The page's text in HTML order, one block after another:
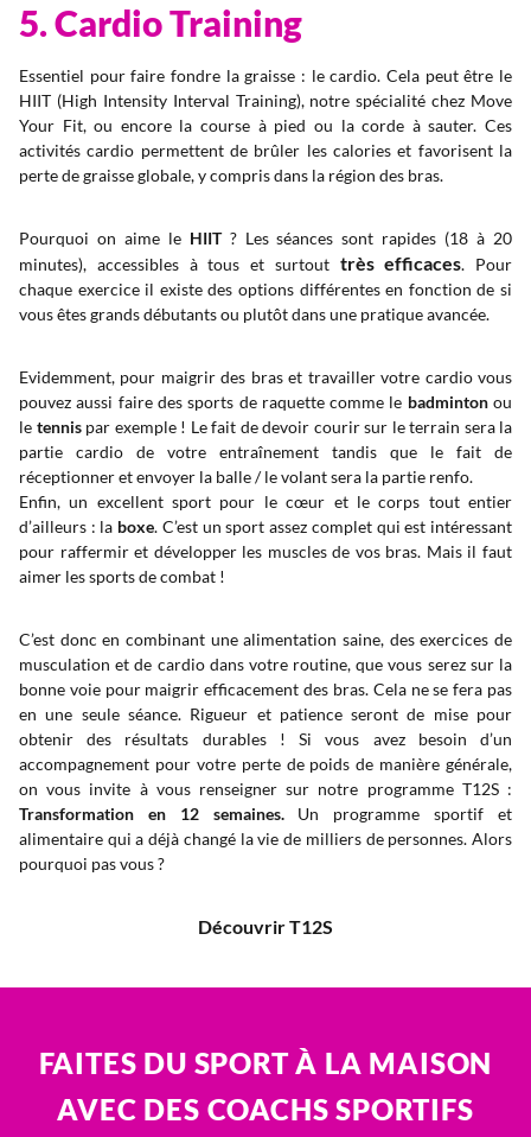
5. Cardio Training
Essentiel pour faire fondre la graisse : le cardio. Cela peut être le
HIIT (High Intensity Interval Training), notre spécialité chez Move
Your Fit, ou encore la course à pied ou la corde à sauter. Ces
activités cardio permettent de brûler les calories et favorisent la
perte de graisse globale, y compris dans la région des bras.
Pourquoi on aime le HIIT? Les séances sont rapides (18 à 20
minutes), accessibles à tous et surtout très efficaces. Pour
chaque exercice il existe des options différentes en fonction de si
vous êtes grands débutants ou plutôt dans une pratique avancée.
Evidemment, pour maigrir des bras et travailler votre cardio vous
pouvez aussi faire des sports de raquette comme le badmintonou
le tennispar exemple ! Le fait de devoir courir sur le terrain sera la
partie cardio de votre entraînement tandis que le fait de
réceptionner et envoyer la balle / le volant sera la partie renfo.
Enfin, un excellent sport pour le cœur et le corps tout entier
d’ailleurs : la boxe. C’est un sport assez complet qui est intéressant
pour raffermir et développer les muscles de vos bras. Mais il faut
aimer les sports de combat !
C’est donc en combinant une alimentation saine, des exercices de
musculation et de cardio dans votre routine, que vous serez sur la
bonne voie pour maigrir efficacement des bras. Cela ne se fera pas
en une seule séance. Rigueur et patience seront de mise pour
obtenir des résultats durables ! Si vous avez besoin d’un
accompagnement pour votre perte de poids de manière générale,
on vous invite à vous renseigner sur notre programme T12S :
Transformation en 12 semaines.Un programme sportif et
alimentaire qui a déjà changé la vie de milliers de personnes. Alors
pourquoi pas vous ?
Découvrir T12S
FAITES DU SPORT À LA MAISON
AVEC DES COACHS SPORTIFS